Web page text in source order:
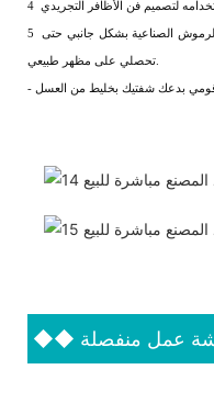
4
5 اجعل الرموش الصناعية تبدو أكثر طبيعية. مشطي الرموش الصناعية بشكل جانبي حتى
◆◆ عمل منفصلة